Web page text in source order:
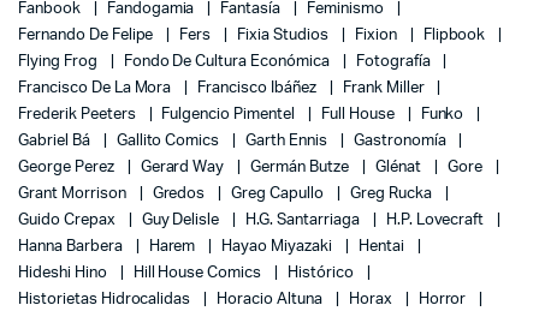
Fanbook
Fandogamia Fantasía
Feminismo
Fernando De Felipe
Fers Fixia Studios Fixion
Flipbook
Flying Frog
Fondo De Cultura Económica
Fotografía
Francisco De La Mora
Francisco Ibáñez
Frank Miller
Frederik Peeters
Fulgencio Pimentel Full House
Funko
Gabriel Bá
Gallito Comics Garth Ennis
Gastronomía
George Perez
Gerard Way Germán Butze Glénat
Gore
Grant Morrison
Gredos Greg Capullo
Greg Rucka
Guido Crepax
Guy Delisle H.G. Santarriaga
H.P. Lovecraft
Hanna Barbera
Harem Hayao Miyazaki
Hentai
Hideshi Hino
Hill House Comics
Histórico
Historietas Hidrocalidas
Horacio Altuna Horax
Horror